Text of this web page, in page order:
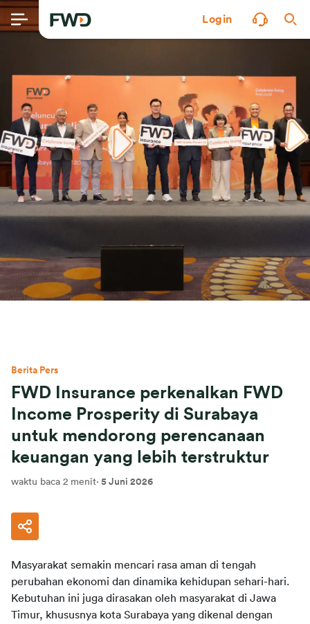
Login
Berita Pers
FWD Insurance perkenalkan FWD
Income Prosperity di Surabaya
untuk mendorong perencanaan
keuangan yang lebih terstruktur
waktu baca 2 menit· 5 Juni 2026
Masyarakat semakin mencari rasa aman di tengah
perubahan ekonomi dan dinamika kehidupan sehari-hari.
Kebutuhan ini juga dirasakan oleh masyarakat di Jawa
Timur, khususnya kota Surabaya yang dikenal dengan